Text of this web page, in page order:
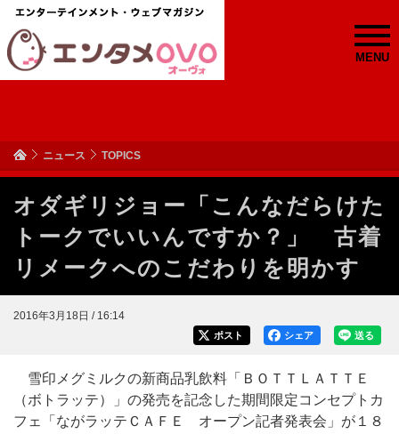
MENU
ニュース TOPICS
オダギリジョー「こんなだらけた
トークでいいんですか？」 古着
リメークへのこだわりを明かす
2016年3月18日 / 16:14
送る
シェア
ポスト
雪印メグミルクの新商品乳飲料「ＢＯＴＴＬＡＴＴＥ
（ボトラッテ）」の発売を記念した期間限定コンセプトカ
フェ「ながラッテＣＡＦＥ オープン記者発表会」が１８